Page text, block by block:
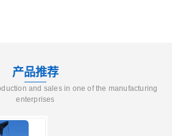
产品推荐
and sales in one of the manufacturing
enterprises